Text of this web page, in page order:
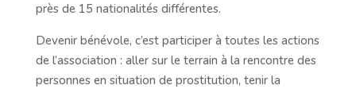
près de 15 nationalités différentes.
Devenir bénévole, c’est participer à toutes les actions
de l’association : aller sur le terrain à la rencontre des
personnes en situation de prostitution, tenir la